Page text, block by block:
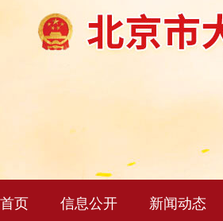
首页 信息公开 新闻动态